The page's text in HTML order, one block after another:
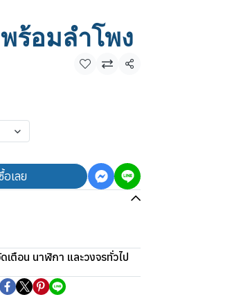
ร้อมลำโพง
แชร์
อเลย
เตือน นาฬิกา และวงจรทั่วไป